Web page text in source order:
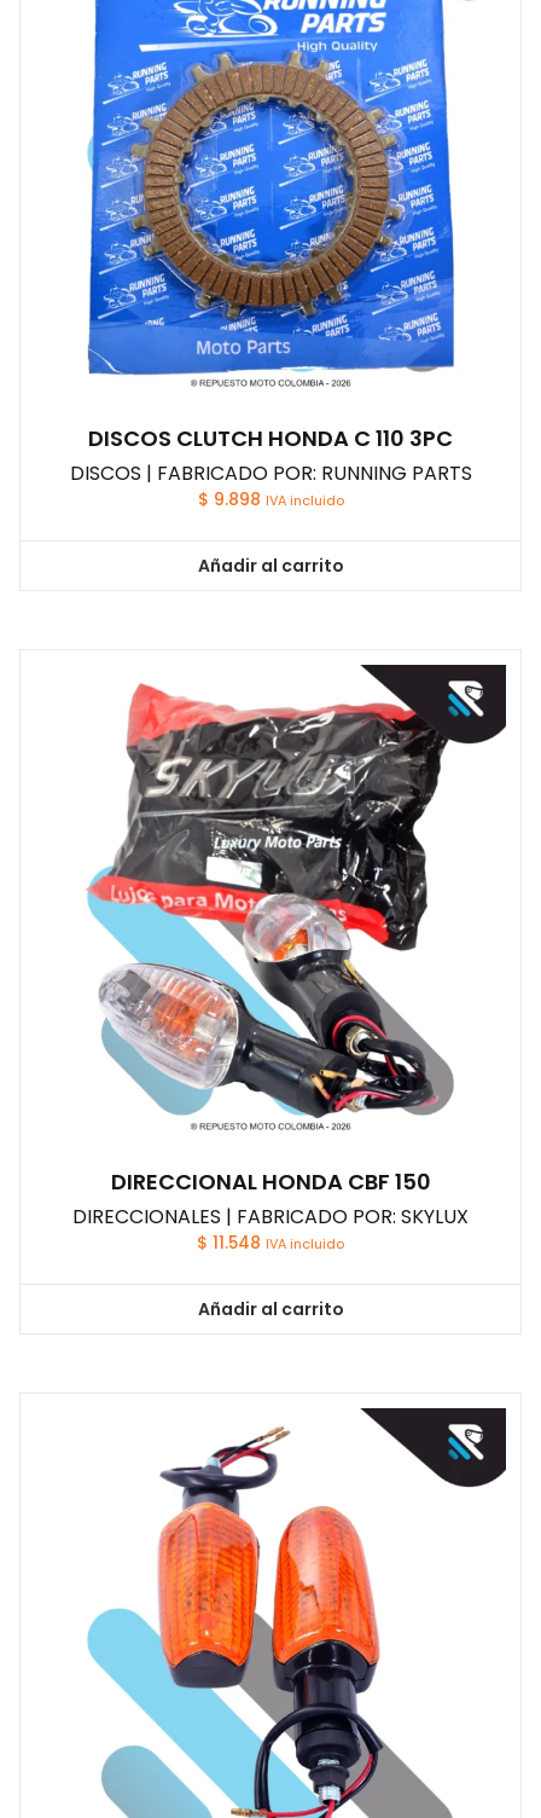
DISCOS CLUTCH HONDA C 110 3PC
DISCOS | FABRICADO POR: RUNNING PARTS
$ 9.898 IVA incluido
Añadir al carrito
DIRECCIONAL HONDA CBF 150
DIRECCIONALES | FABRICADO POR: SKYLUX
$ 11.548 IVA incluido
Añadir al carrito